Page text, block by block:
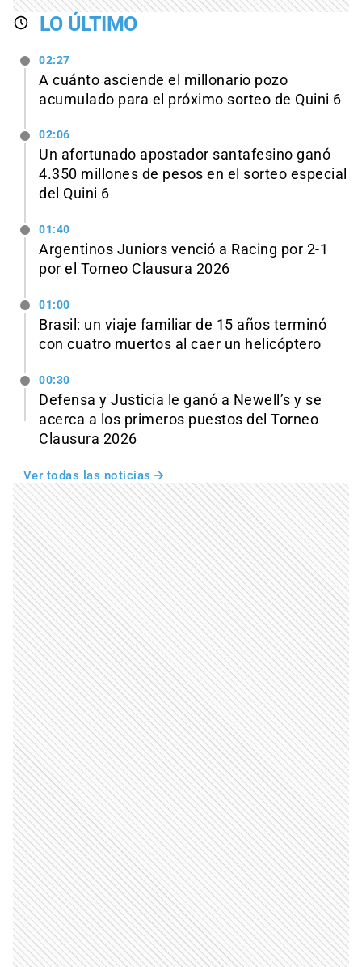
LO ÚLTIMO
02:27
A cuánto asciende el millonario pozo
acumulado para el próximo sorteo de Quini 6
02:06
Un afortunado apostador santafesino ganó
4.350 millones de pesos en el sorteo especial
del Quini 6
01:40
Argentinos Juniors venció a Racing por 2-1
por el Torneo Clausura 2026
01:00
Brasil: un viaje familiar de 15 años terminó
con cuatro muertos al caer un helicóptero
00:30
Defensa y Justicia le ganó a Newell’s y se
acerca a los primeros puestos del Torneo
Clausura 2026
Ver todas las noticias